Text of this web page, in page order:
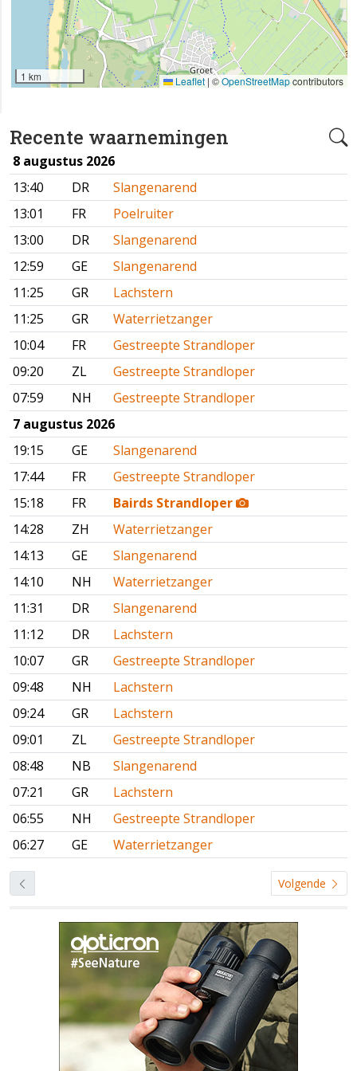
Recente waarnemingen
8 augustus 2026
13:40
DR
Slangenarend
13:01
FR
Poelruiter
13:00
DR
Slangenarend
12:59
GE
Slangenarend
11:25
GR
Lachstern
11:25
GR
Waterrietzanger
10:04
FR
Gestreepte Strandloper
09:20
ZL
Gestreepte Strandloper
07:59
NH
Gestreepte Strandloper
7 augustus 2026
19:15
GE
Slangenarend
17:44
FR
Gestreepte Strandloper
15:18
FR
Bairds Strandloper
14:28
ZH
Waterrietzanger
14:13
GE
Slangenarend
14:10
NH
Waterrietzanger
11:31
DR
Slangenarend
11:12
DR
Lachstern
10:07
GR
Gestreepte Strandloper
09:48
NH
Lachstern
09:24
GR
Lachstern
09:01
ZL
Gestreepte Strandloper
08:48
NB
Slangenarend
07:21
GR
Lachstern
06:55
NH
Gestreepte Strandloper
06:27
GE Waterrietzanger
Volgende
1 km Leaflet | ©OpenStreetMapcontributors